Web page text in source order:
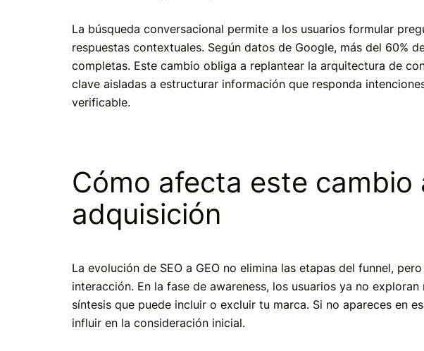
La búsqueda conversacional permite a los usuarios formular
respuestas contextuales. Según datos de Google, más del 60%
completas. Este cambio obliga a replantear la arquitectura de
clave aisladas a estructurar información que responda
verificable.
Cómo afecta este cambio
adquisición
La evolución de SEO a GEO no elimina las etapas del funnel,
interacción. En la fase de awareness, los usuarios ya no
síntesis que puede incluir o excluir tu marca. Si no apareces en
influir en la consideración inicial.